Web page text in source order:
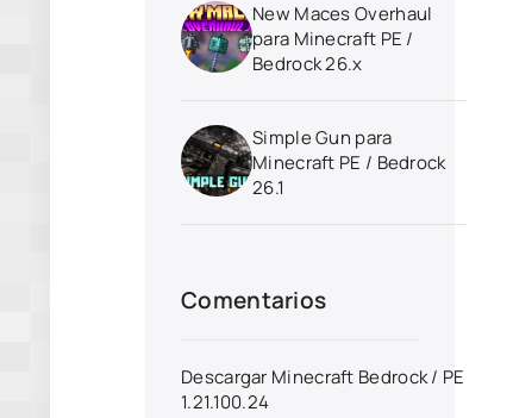
New Maces Overhaul
para Minecraft PE /
Bedrock 26.x
Simple Gun para
Minecraft PE / Bedrock
26.1
Comentarios
Descargar Minecraft Bedrock / PE
1.21.100.24